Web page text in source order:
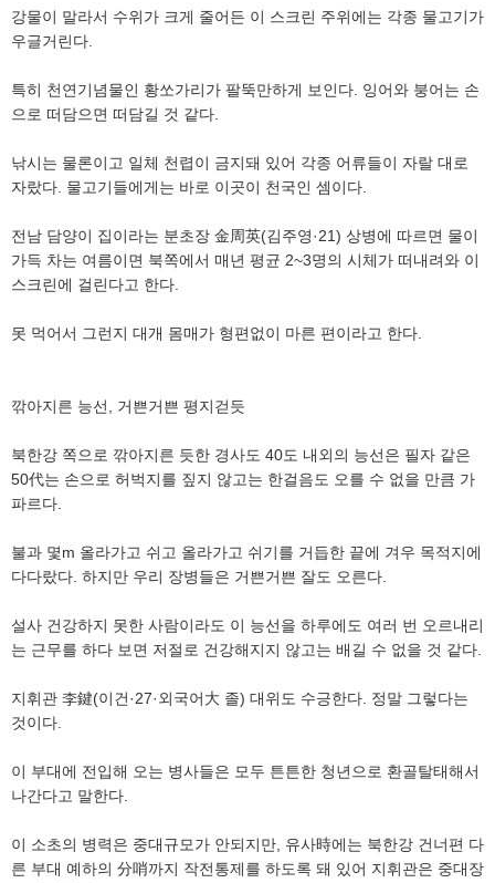
강물이 말라서 수위가 크게 줄어든 이 스크린 주위에는 각종 물고기가
우글거린다.
특히 천연기념물인 황쏘가리가 팔뚝만하게 보인다. 잉어와 붕어는 손
으로 떠담으면 떠담길 것 같다.
낚시는 물론이고 일체 천렵이 금지돼 있어 각종 어류들이 자랄 대로
자랐다. 물고기들에게는 바로 이곳이 천국인 셈이다.
전남 담양이 집이라는 분초장 金周英(김주영·21) 상병에 따르면 물이
가득 차는 여름이면 북쪽에서 매년 평균 2~3명의 시체가 떠내려와 이
스크린에 걸린다고 한다.
못 먹어서 그런지 대개 몸매가 형편없이 마른 편이라고 한다.
깎아지른 능선, 거쁜거쁜 평지걷듯
북한강 쪽으로 깎아지른 듯한 경사도 40도 내외의 능선은 필자 같은
50代는 손으로 허벅지를 짚지 않고는 한걸음도 오를 수 없을 만큼 가
파르다.
불과 몇m 올라가고 쉬고 올라가고 쉬기를 거듭한 끝에 겨우 목적지에
다다랐다. 하지만 우리 장병들은 거쁜거쁜 잘도 오른다.
설사 건강하지 못한 사람이라도 이 능선을 하루에도 여러 번 오르내리
는 근무를 하다 보면 저절로 건강해지지 않고는 배길 수 없을 것 같다.
지휘관 李鍵(이건·27·외국어大 졸) 대위도 수긍한다. 정말 그렇다는
것이다.
이 부대에 전입해 오는 병사들은 모두 튼튼한 청년으로 환골탈태해서
나간다고 말한다.
이 소초의 병력은 중대규모가 안되지만, 유사時에는 북한강 건너편 다
른 부대 예하의 分哨까지 작전통제를 하도록 돼 있어 지휘관은 중대장